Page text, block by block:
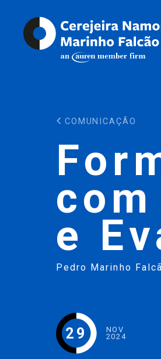
COMUNICAÇÃO
e
Pedro Marinho
29
NOV
2024